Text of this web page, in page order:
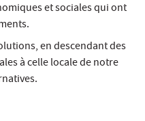
et sociales qui ont
en descendant des
à celle locale de notre